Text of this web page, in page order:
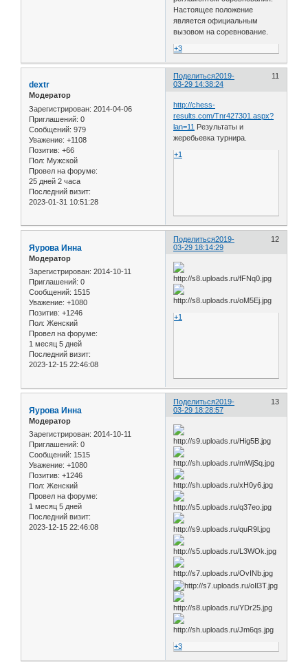
Настоящее положение
является официальным
вызовом на соревнование.
+3
Поделиться 11
2019-
03-29 14:38:24
dextr
Модератор
Зарегистрирован: 2014-04-06
Приглашений: 0
Сообщений: 979
Уважение: +1108
Позитив: +66
Пол: Мужской
Провел на форуме:
25 дней 2 часа
Последний визит:
2023-01-31 10:51:28
http://chess-
results.com/Tnr427301.aspx?
lan=11 Результаты и
жеребьевка турнира.
+1
Поделиться 12
2019-
03-29 18:14:29
Яурова Инна
Модератор
Зарегистрирован: 2014-10-11
Приглашений: 0
Сообщений: 1515
Уважение: +1080
Позитив: +1246
Пол: Женский
Провел на форуме:
1 месяц 5 дней
Последний визит:
2023-12-15 22:46:08
+1
Поделиться 13
2019-
03-29 18:28:57
Яурова Инна
Модератор
Зарегистрирован: 2014-10-11
Приглашений: 0
Сообщений: 1515
Уважение: +1080
Позитив: +1246
Пол: Женский
Провел на форуме:
1 месяц 5 дней
Последний визит:
2023-12-15 22:46:08
+3